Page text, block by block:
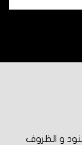
و الظروف